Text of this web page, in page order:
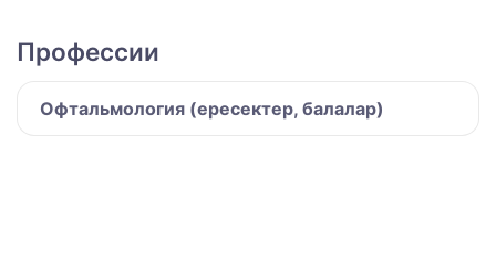
Профессии
Офтальмология (ересектер, балалар)